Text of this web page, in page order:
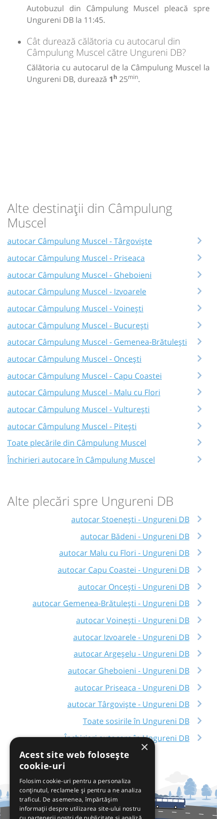
Autobuzul din Câmpulung Muscel pleacă spre
Ungureni DB la 11:45.
Cât durează călătoria cu autocarul din
Câmpulung Muscel către Ungureni DB?
Călătoria cu autocarul de la Câmpulung Muscel la
Ungureni DB, durează 1h 25min.
Alte destinații din Câmpulung
Muscel
autocar Câmpulung Muscel - Târgoviște
autocar Câmpulung Muscel - Priseaca
autocar Câmpulung Muscel - Gheboieni
autocar Câmpulung Muscel - Izvoarele
autocar Câmpulung Muscel - Voinești
autocar Câmpulung Muscel - București
autocar Câmpulung Muscel - Gemenea-Brătulești
autocar Câmpulung Muscel - Oncești
autocar Câmpulung Muscel - Capu Coastei
autocar Câmpulung Muscel - Malu cu Flori
autocar Câmpulung Muscel - Vulturești
autocar Câmpulung Muscel - Pitești
Toate plecările din Câmpulung Muscel
Închirieri autocare în Câmpulung Muscel
Alte plecări spre Ungureni DB
autocar Stoenești - Ungureni DB
autocar Bădeni - Ungureni DB
autocar Malu cu Flori - Ungureni DB
autocar Capu Coastei - Ungureni DB
autocar Oncești - Ungureni DB
autocar Gemenea-Brătulești - Ungureni DB
autocar Voinești - Ungureni DB
autocar Izvoarele - Ungureni DB
autocar Argeșelu - Ungureni DB
autocar Gheboieni - Ungureni DB
autocar Priseaca - Ungureni DB
autocar Târgoviște - Ungureni DB
Toate sosirile în Ungureni DB
Închirieri autocare în Ungureni DB
×
Acest site web folosește
cookie-uri
Folosim cookie-uri pentru a personaliza
conținutul, reclamele și pentru a ne analiza
traficul. De asemenea, împărtășim
informații despre utilizarea site-ului nostru